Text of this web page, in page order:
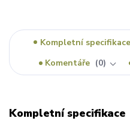
Kompletní specifikace
Komentáře
0
Kompletní specifikace